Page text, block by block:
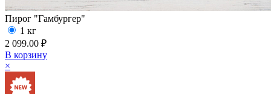
Пирог "Гамбургер"
1 кг
2 099.00 ₽
В корзину
×